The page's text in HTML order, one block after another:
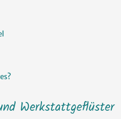
Werkstattgeflüster